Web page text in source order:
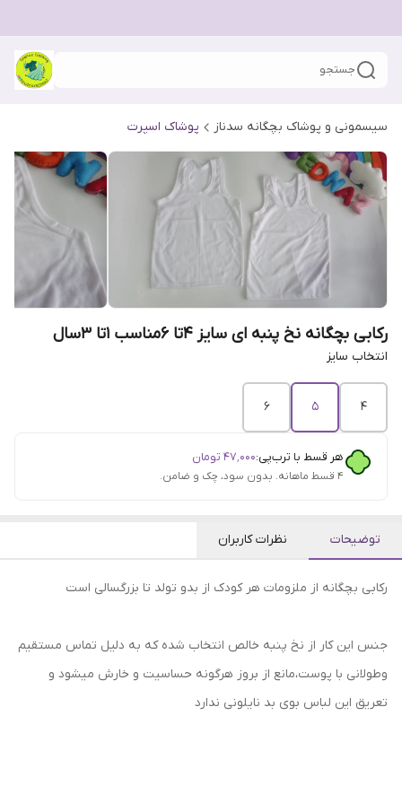
جستجو
سیسمونی و پوشاک بچگانه سدناز پوشاک اسپرت
رکابی بچگانه نخ پنبه ای سایز 4تا 6مناسب 1تا 3سال
انتخاب سایز
4
5
6
هر قسط با ترب‌پی:۴۷٬۰۰۰ تومان
۴ قسط ماهانه. بدون سود، چک و ضامن.
توضیحات نظرات کاربران
رکابی بچگانه از ملزومات هر کودک از بدو تولد تا بزرگسالی است
جنس این کار از نخ پنبه خالص انتخاب شده که به دلیل تماس مستقیم
و‌طولانی با پوست،مانع از بروز هرگونه حساسیت و خارش میشود و
تعریق این لباس بوی بد نایلونی ندارد